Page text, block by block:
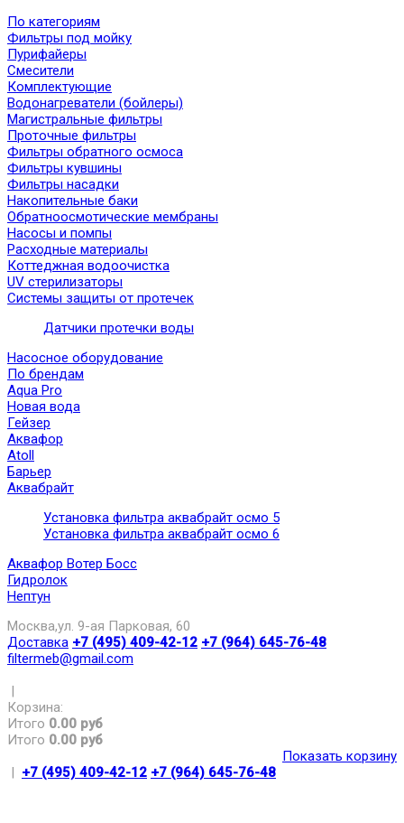
По категориям
Фильтры под мойку
Пурифайеры
Смесители
Комплектующие
Водонагреватели (бойлеры)
Магистральные фильтры
Проточные фильтры
Фильтры обратного осмоса
Фильтры кувшины
Фильтры насадки
Накопительные баки
Обратноосмотические мембраны
Насосы и помпы
Расходные материалы
Коттеджная водоочистка
UV стерилизаторы
Системы защиты от протечек
Датчики протечки воды
Насосное оборудование
По брендам
Aqua Pro
Новая вода
Гейзер
Аквафор
Atoll
Барьер
Аквабрайт
Установка фильтра аквабрайт осмо 5
Установка фильтра аквабрайт осмо 6
Аквафор Вотер Босс
Гидролок
Нептун
Москва,ул. 9-ая Парковая, 60
Доставка +7 (495) 409-42-12 +7 (964) 645-76-48
filtermeb@gmail.com
|
Корзина:
Итого 0.00 руб
Итого 0.00 руб
Показать корзину
| +7 (495) 409-42-12 +7 (964) 645-76-48